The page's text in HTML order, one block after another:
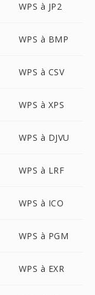
WPS à JP2
WPS à BMP
WPS à CSV
WPS à XPS
WPS à DJVU
WPS à LRF
WPS à ICO
WPS à PGM
WPS à EXR